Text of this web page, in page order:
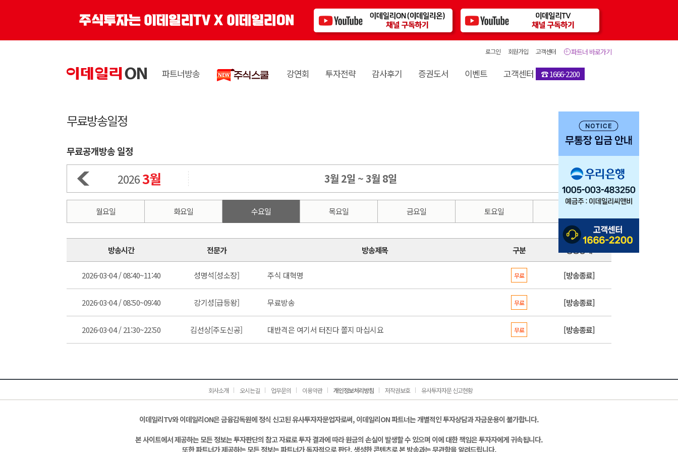
파트너 바로가기
로그인 회원가입 고객센터
파트너방송 강연회 투자전략 감사후기 증권도서 이벤트 고객센터 ☎ 1666-2200
무료방송일정
무료공개방송 일정
20263월 3월 2일 ~ 3월 8일
월요일 화요일 수요일 목요일 금요일 토요일
방송시간 전문가 방송제목 구분
2026-03-04 / 08:40~11:40 성명석[성소장] 주식 대혁명 무료 [방송종료]
2026-03-04 / 08:50~09:40 강기성[급등왕] 무료방송 무료 [방송종료]
2026-03-04 / 21:30~22:50 김선상[주도신공] 대반격은 여기서 터진다 쫄지 마십시요 무료 [방송종료]
회사소개 오시는길 업무문의 이용약관 개인정보처리방침 저작권보호 유사투자자문 신고현황
이데일리TV와 이데일리ON은 금융감독원에 정식 신고된 유사투자자문업자로써, 이데일리ON 파트너는 개별적인 투자상담과 자금운용이 불가합니다.
본 사이트에서 제공하는 모든 정보는 투자판단의 참고 자료로 투자 결과에 따라 원금의 손실이 발생할 수 있으며 이에 대한 책임은 투자자에게 귀속됩니다.
또한 파트너가 제공하는 모든 정보는 파트너가 독자적으로 판단, 생성한 콘텐츠로 본 방송과는 무관함을 알려드립니다.